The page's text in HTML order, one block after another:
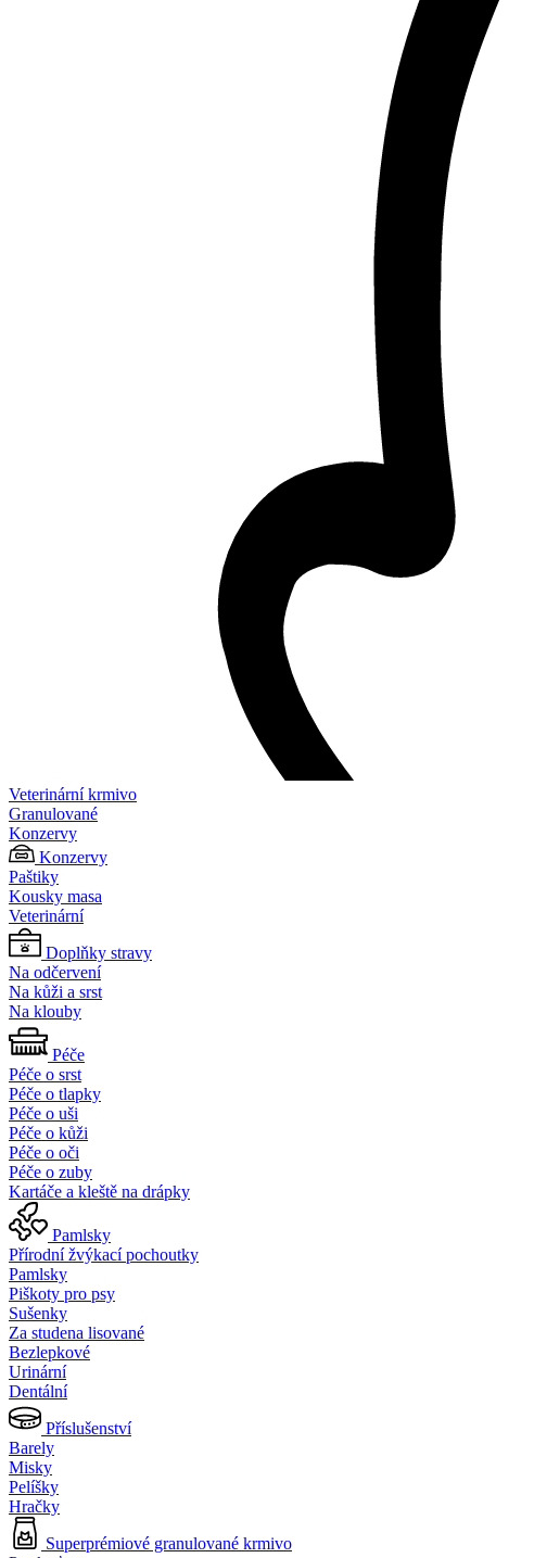
Veterinární krmivo
Granulované
Konzervy
Konzervy
Paštiky
Kousky masa
Veterinární
Doplňky stravy
Na odčervení
Na kůži a srst
Na klouby
Péče
Péče o srst
Péče o tlapky
Péče o uši
Péče o kůži
Péče o oči
Péče o zuby
Kartáče a kleště na drápky
Pamlsky
Přírodní žvýkací pochoutky
Pamlsky
Piškoty pro psy
Sušenky
Za studena lisované
Bezlepkové
Urinární
Dentální
Příslušenství
Barely
Misky
Pelíšky
Hračky
Superprémiové granulované krmivo